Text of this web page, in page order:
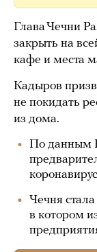
Глава Чечни
закрыть на
кафе и места
Кадыров
не покидать
из дома.
По данным
Чечня
в котором